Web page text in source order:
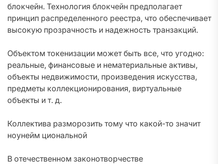
блокчейн. Технология блокчейн предполагает
принцип распределенного реестра, что обеспечивает
высокую прозрачность и надежность транзакций.
Объектом токенизации может быть все, что угодно:
реальные, финансовые и нематериальные активы,
объекты недвижимости, произведения искусства,
предметы коллекционирования, виртуальные
объекты и т. д.
Коллектива разморозить тому что какой-то значит
ноунейм циональной
В отечественном законотворчестве